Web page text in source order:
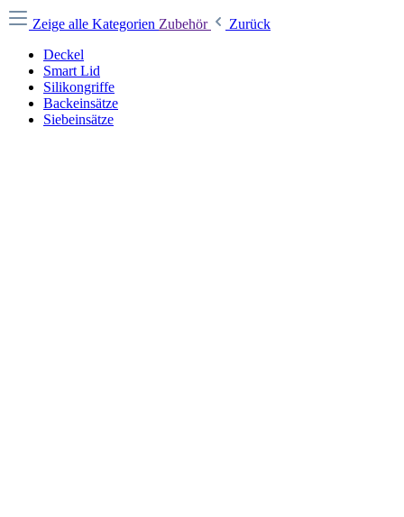
Zeige alle Kategorien Zubehör
Zurück
Deckel
Smart Lid
Silikongriffe
Backeinsätze
Siebeinsätze